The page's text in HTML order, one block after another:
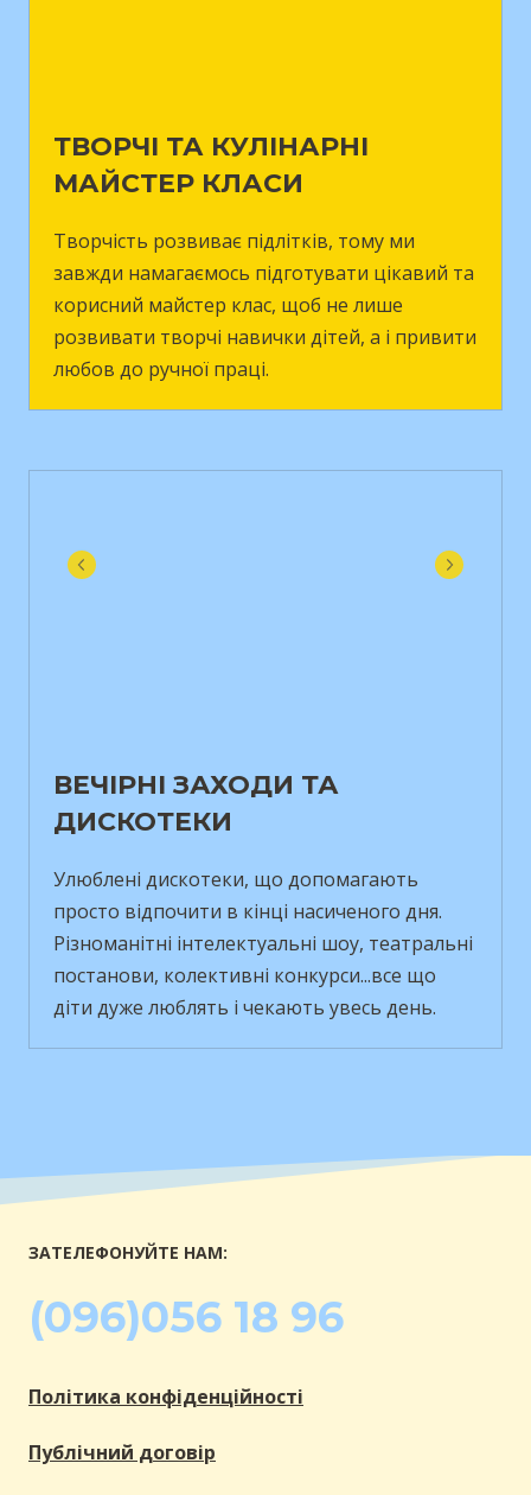
ТВОРЧІ ТА КУЛІНАРНІ
МАЙСТЕР КЛАСИ
Творчість розвиває підлітків, тому ми
завжди намагаємось підготувати цікавий та
корисний майстер клас, щоб не лише
розвивати творчі навички дітей, а і привити
любов до ручної праці.
ВЕЧІРНІ ЗАХОДИ ТА
ДИСКОТЕКИ
Улюблені дискотеки, що допомагають
просто відпочити в кінці насиченого дня.
Різноманітні інтелектуальні шоу, театральні
постанови, колективні конкурси...все що
діти дуже люблять і чекають увесь день.
ЗАТЕЛЕФОНУЙТЕ НАМ:
(096)056 18 96
Політика конфіденційності
Публічний договір